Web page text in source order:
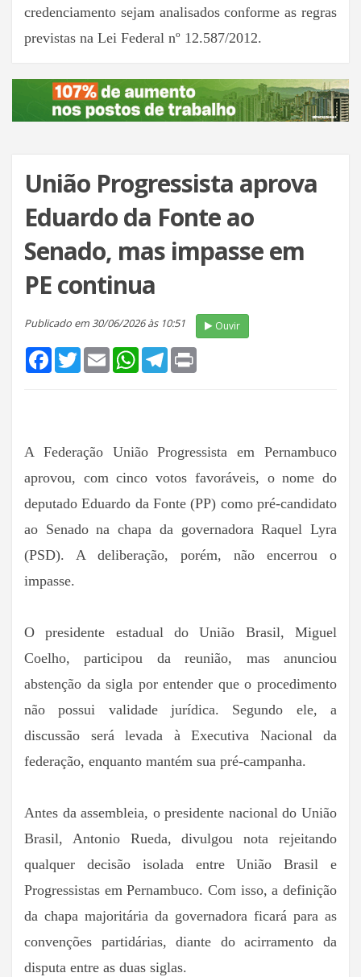
credenciamento sejam analisados conforme as regras
previstas na Lei Federal nº 12.587/2012.
União Progressista aprova
Eduardo da Fonte ao
Senado, mas impasse em
PE continua
Publicado em 30/06/2026 às 10:51 Ouvir
FacebookTwitterEmail WhatsAppTelegram
A Federação União Progressista em Pernambuco
aprovou, com cinco votos favoráveis, o nome do
deputado Eduardo da Fonte (PP) como pré-candidato
ao Senado na chapa da governadora Raquel Lyra
(PSD). A deliberação, porém, não encerrou o
impasse.
O presidente estadual do União Brasil, Miguel
Coelho, participou da reunião, mas anunciou
abstenção da sigla por entender que o procedimento
não possui validade jurídica. Segundo ele, a
discussão será levada à Executiva Nacional da
federação, enquanto mantém sua pré-campanha.
Antes da assembleia, o presidente nacional do União
Brasil, Antonio Rueda, divulgou nota rejeitando
qualquer decisão isolada entre União Brasil e
Progressistas em Pernambuco. Com isso, a definição
da chapa majoritária da governadora ficará para as
convenções partidárias, diante do acirramento da
disputa entre as duas siglas.